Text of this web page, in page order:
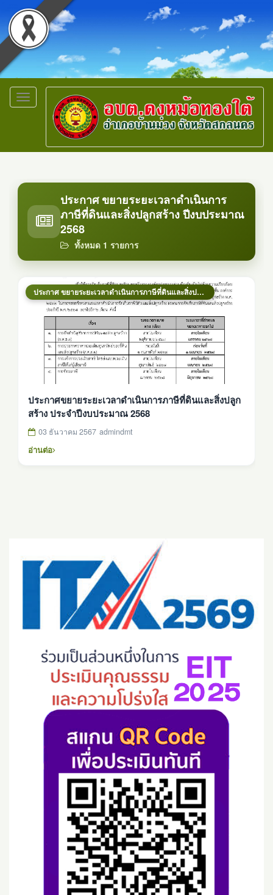
Toggle
navigation
ประกาศ ขยายระยะเวลาดำเนินการ
ภาษีที่ดินและสิ่งปลูกสร้าง ปีงบประมาณ
2568
ทั้งหมด 1 รายการ
ประกาศ ขยายระยะเวลาดำเนินการภาษีที่ดินและสิ่งปลูกสร้าง ปีงบประมาณ 2568
ประกาศขยายระยะเวลาดำเนินการภาษีที่ดินและสิ่งปลูก
สร้าง ประจำปีงบประมาณ 2568
03 ธันวาคม 2567 admindmt
อ่านต่อ